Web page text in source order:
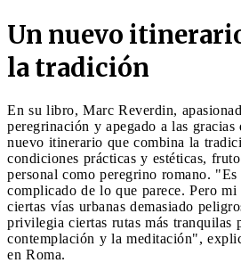
Un nuevo
la tradición
En su libro, Marc Reverdin,
peregrinación y apegado a las gracias
nuevo itinerario que combina la
condiciones prácticas y estéticas,
personal como peregrino romano.
complicado de lo que parece. Pero
ciertas vías urbanas demasiado
privilegia ciertas rutas más tranquilas
contemplación y la meditación",
en Roma.